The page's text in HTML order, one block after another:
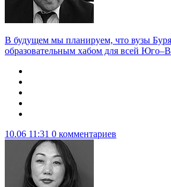
В будущем мы планируем, что вузы
образовательным хабом для всей
10.06 11:31 0 комментариев